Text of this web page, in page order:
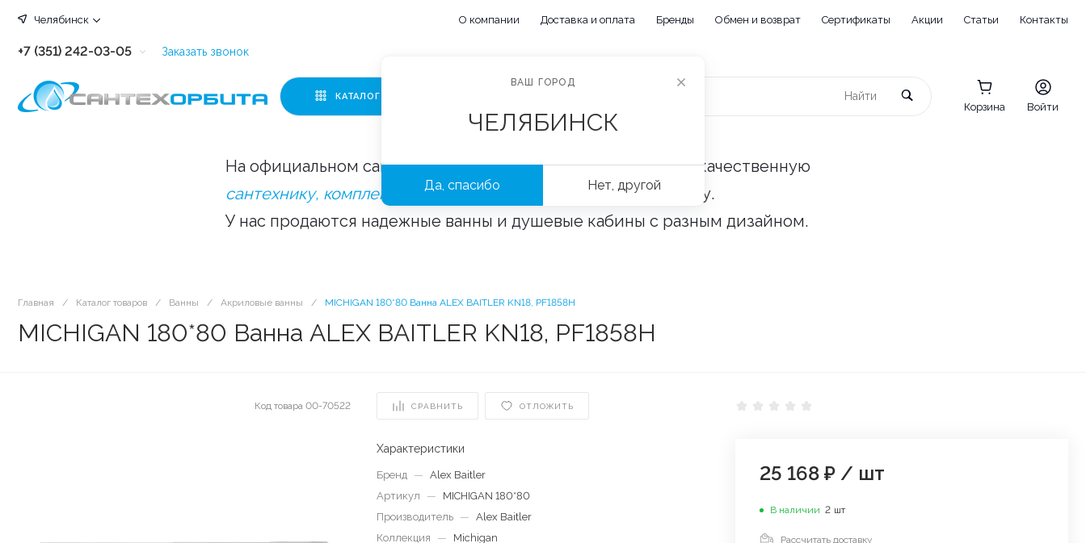
Челябинск О компании Доставка и оплата Бренды Обмен и возврат Сертификаты Акции Статьи Контакты
+7 (351) 242-03-05
+7 (351) 242-03-63
Заказать звонок
КАТАЛОГ
Корзина Войти
На официальном сайте «Сантехорбита» вы можете купить качественную
сантехнику, комплектующие и аксессуары
оптом и в розницу.
У нас продаются надежные ванны и душевые кабины с разным дизайном.
Главная / Каталог товаров / Ванны / Акриловые ванны / MICHIGAN 180*80 Ванна ALEX BAITLER KN18, PF1858H
MICHIGAN 180*80 Ванна ALEX BAITLER KN18, PF1858H
Код товара 00-70522 СРАВНИТЬ ОТЛОЖИТЬ
Характеристики
Бренд — Alex Baitler
Артикул
—
MICHIGAN 180*80
Производитель
— Alex Baitler
Коллекция
—
Michigan
25 168 ₽ / шт
В наличии 2 шт
Рассчитать доставку
ВАШ ГОРОД
ЧЕЛЯБИНСК
Да, спасибо Нет, другой